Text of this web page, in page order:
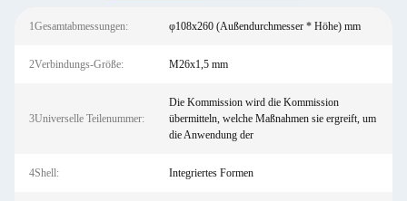
1Gesamtabmessungen: φ108x260 (Außendurchmesser * Höhe) mm
2Verbindungs-Größe: M26x1,5 mm
3Universelle Teilenummer:
Die Kommission wird die Kommission
übermitteln, welche Maßnahmen sie ergreift, um
die Anwendung der
4Shell: Integriertes Formen